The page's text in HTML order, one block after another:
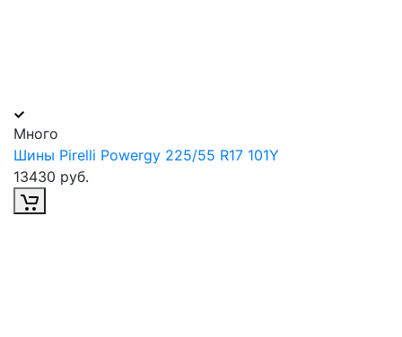
Много
Шины Pirelli Powergy 225/55 R17 101Y
13430 руб.